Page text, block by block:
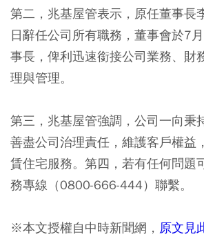
第二，兆基屋管表示，原任董事長
日辭任公司所有職務，董事會於7
事長，俾利迅速銜接公司業務、財
理與管理。
第三，兆基屋管強調，公司一向秉
善盡公司治理責任，維護客戶權益
賃住宅服務。第四，若有任何問題
務專線（0800-666-444）聯繫。
※本文授權自中時新聞網， 原文見